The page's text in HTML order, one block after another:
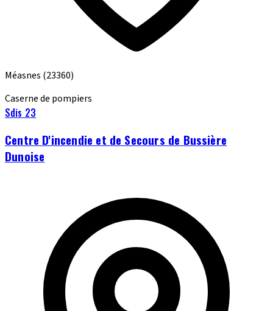
Méasnes (23360)
Caserne de pompiers
Sdis 23
Centre D'incendie et de Secours de Bussière
Dunoise